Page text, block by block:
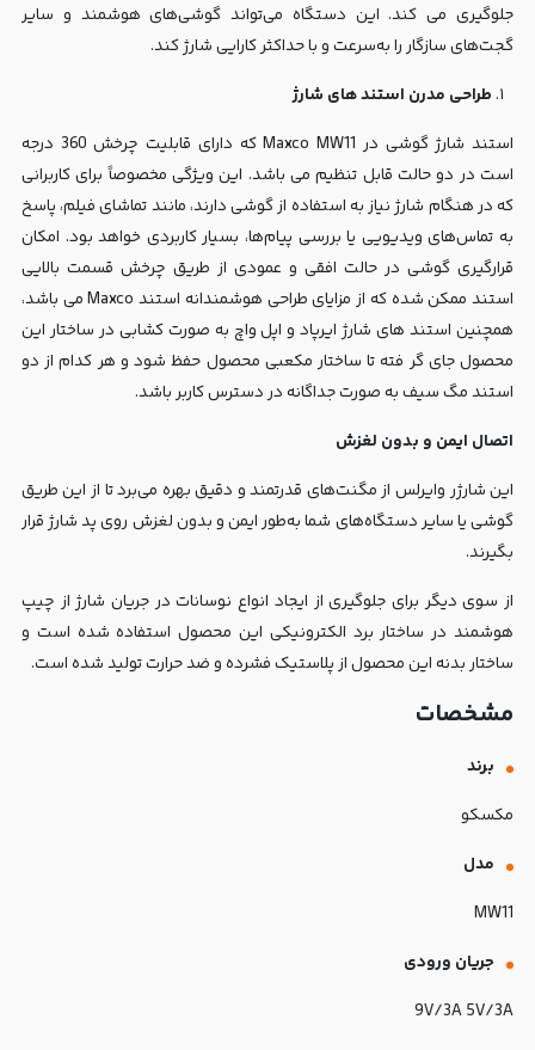
جلوگیری می کند. این دستگاه می‌تواند گوشی‌های هوشمند و سایر
گجت‌های سازگار را به‌سرعت و با حداکثر کارایی شارژ کند.
طراحی مدرن استند های شارژ
استند شارژ گوشی در Maxco MW11 که دارای قابلیت چرخش 360 درجه
است در دو حالت قابل تنظیم می باشد. این ویژگی مخصوصاً برای کاربرانی
که در هنگام شارژ نیاز به استفاده از گوشی دارند، مانند تماشای فیلم، پاسخ
به تماس‌های ویدیویی یا بررسی پیام‌ها، بسیار کاربردی خواهد بود. امکان
قرارگیری گوشی در حالت افقی و عمودی از طریق چرخش قسمت بالایی
استند ممکن شده که از مزایای طراحی هوشمندانه استند Maxco می باشد،
همچنین استند های شارژ ایرپاد و اپل واچ به صورت کشابی در ساختار این
محصول جای گر فته تا ساختار مکعبی محصول حفظ شود و هر کدام از دو
استند مگ سیف به صورت جداگانه در دسترس کاربر باشد.
اتصال ایمن و بدون لغزش
این شارژر وایرلس از مگنت‌های قدرتمند و دقیق بهره می‌برد تا از این طریق
گوشی یا سایر دستگاه‌های شما به‌طور ایمن و بدون لغزش روی پد شارژ قرار
بگیرند.
از سوی دیگر برای جلوگیری از ایجاد انواع نوسانات در جریان شارژ از چیپ
هوشمند در ساختار برد الکترونیکی این محصول استفاده شده است و
ساختار بدنه این محصول از پلاستیک فشرده و ضد حرارت تولید شده است.
مشخصات
برند
مکسکو
مدل
MW11
جریان ورودی
9V/3A 5V/3A